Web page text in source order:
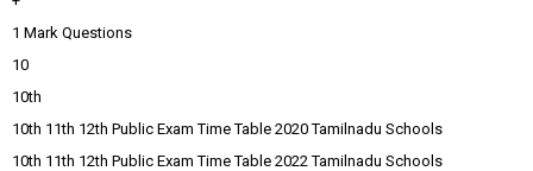
1 Mark Questions
10
10th
10th 11th 12th Public Exam Time Table 2020 Tamilnadu Schools
10th 11th 12th Public Exam Time Table 2022 Tamilnadu Schools